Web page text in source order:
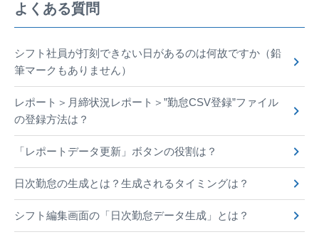
よくある質問
シフト社員が打刻できない日があるのは何故ですか（鉛
筆マークもありません）
レポート＞月締状況レポート＞”勤怠CSV登録”ファイル
の登録方法は？
「レポートデータ更新」ボタンの役割は？
日次勤怠の生成とは？生成されるタイミングは？
シフト編集画面の「日次勤怠データ生成」とは？